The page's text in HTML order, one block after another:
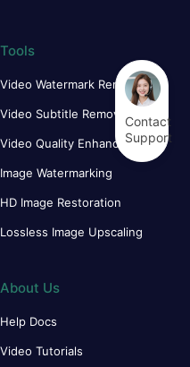
Tools
Video Watermark Remover
Video Subtitle Remover
Video Quality Enhancer
Image Watermarking
HD Image Restoration
Lossless Image Upscaling
About Us
Help Docs
Video Tutorials
Contact
Support